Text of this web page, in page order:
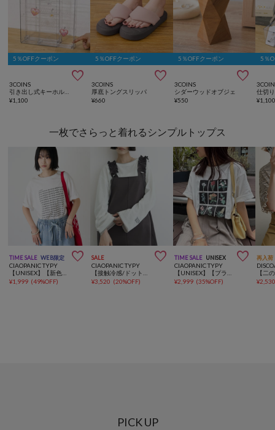
5％OFFクーポン

3COINS
¥1,100
5％OFFクーポン

3COINS
厚底トングスリッパ
¥660
5％OFFクーポン

3COINS
シダーウッドオブジェ
¥550
5％
¥
一枚でさらっと着れるシンプルトップス
TIME SALE WEB限定 
CIAOPANIC TYPY
¥1,999 (49%OFF)
SALE 
CIAOPANIC TYPY
¥3,520 (20%OFF)
TIME SALE UNISEX 
CIAOPANIC TYPY
¥2,999 (35%OFF)
再入荷
¥
PICK UP